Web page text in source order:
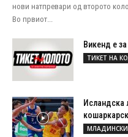
нови натпревари од второто
Во првиот...
Викенд е
ТИКЕТ НА
Исландска
МЛАДИНСКИ